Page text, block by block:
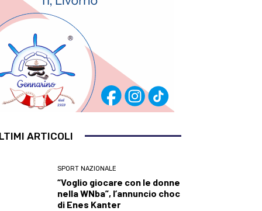
ARTICOLI
SPORT NAZIONALE
“Voglio giocare con le donne
nella WNba”, l’annuncio choc
di Enes Kanter